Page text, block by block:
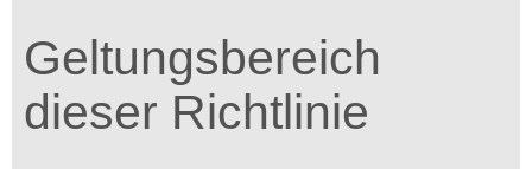
Geltungsbereich
dieser Richtlinie